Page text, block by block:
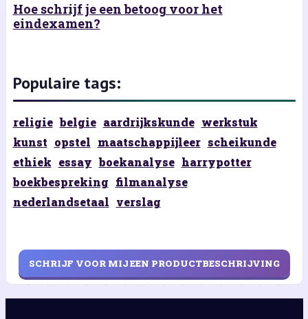
Hoe schrijf je een betoog voor het
eindexamen?
Populaire tags:
religie belgie aardrijkskunde werkstuk
kunst opstel maatschappijleer scheikunde
ethiek essay boekanalyse harrypotter
boekbespreking filmanalyse
nederlandsetaal verslag
SCHRIJF VOOR MIJ EEN PRODUCTBESCHRIJVING